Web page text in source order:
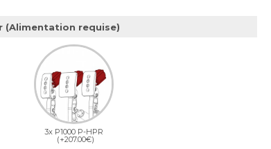
(Alimentation requise)
3x P1000 P-HPR
(+207.00€)